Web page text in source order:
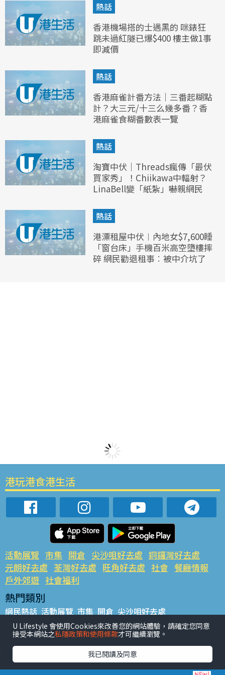
熱話
香港機場搭的士遇黑的 咪錶狂
跳未過紅隧已爆$400 樓主做1事
即減價
熱話
香港麻雀計番方法｜三番起糊點
計？大三元/十三么幾多番？香
港麻雀食糊番數表一覽
熱話
淘寶中伏｜Threads瘋傳「最伏
買家秀」！Chiikawa中輻射？
LinaBell變「紙紮」嚇親網民
熱話
港漂租屋中伏︱內地女$7,600睡
「窗台床」手機百米高空墮樓摔
碎 網民勸退租事︰被中介坑了
港玩港食港生活
活動展覽 市集 開倉 尖沙咀好去處 銅鑼灣好去處
元朗好去處 荃灣好去處 旺角好去處 社會 餐廳情報
戶外郊遊 社會福利
熱門類別
網民熱話 活動展覽 市集 開倉 尖沙咀好去處
銅鑼灣好去處 元朗好去處 荃灣好去處 旺角好去處 社會
餐廳情報 戶外郊遊
熱門標籤
#UGO搵好去處 #人氣活動推介 #美食社群熱話
U Lifestyle 會使用Cookies來改善您的網站體驗，請確定您同意
接受本網站之私隱政策和使用條款才可繼續瀏覽。
我已閱讀及同意